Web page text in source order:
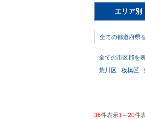
エリア別
全ての都道府県
全ての市区郡を
荒川区
板橋区
36件表示1 ～20件